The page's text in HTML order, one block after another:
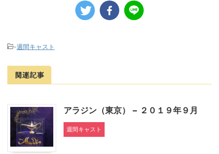
-週間キャスト
関連記事
アラジン（東京） − ２０１９年９月
週間キャスト